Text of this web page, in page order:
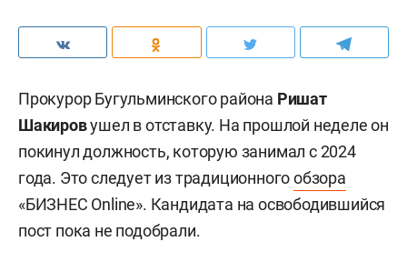
Прокурор Бугульминского района Ришат
Шакировушел в отставку. На прошлой неделе он
покинул должность, которую занимал с 2024
года. Это следует из традиционногообзора
«БИЗНЕС Online». Кандидата на освободившийся
пост пока не подобрали.